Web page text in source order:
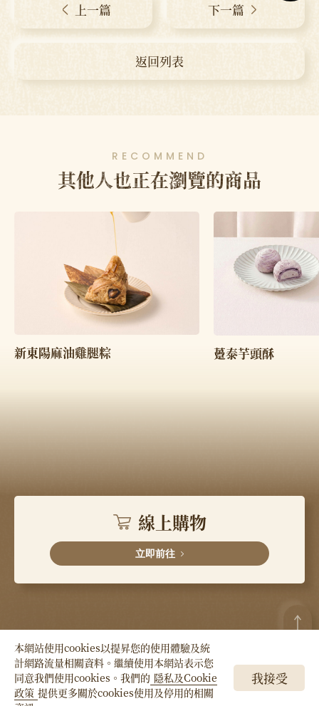
立即加入 新東陽LINE官方帳號
上一篇
返回列表
下一篇
RECOMMEND
其他人也正在瀏覽的商品
新東陽麻油雞腿粽 躉泰芋頭酥
線上購物
立即前往
Copyright © HSIN TUNG YANG Co., LTD. All
Right Reserved.
本網站使用cookies以提昇您的使用體驗及統
計網路流量相關資料。繼續使用本網站表示您
同意我們使用cookies。我們的 隱私及Cookie
政策 提供更多關於cookies使用及停用的相關
我接受